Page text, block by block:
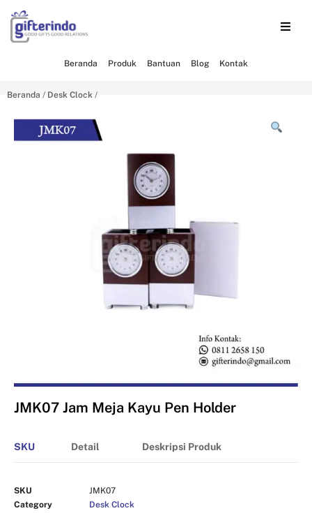
Beranda Produk Bantuan Blog Kontak
Beranda / Desk Clock /
JMK07 Jam Meja Kayu Pen Holder
SKU Detail Deskripsi Produk
SKU
JMK07
Category
Desk Clock